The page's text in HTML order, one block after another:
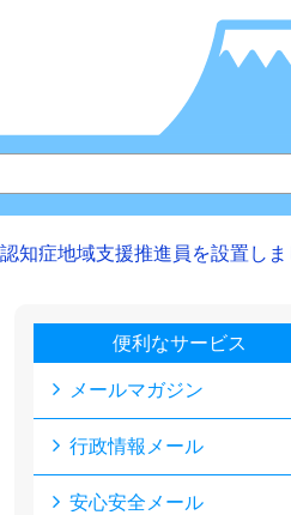
認知症地域支援推進員を設置しま
便利なサービス
メールマガジン
行政情報メール
安心安全メール